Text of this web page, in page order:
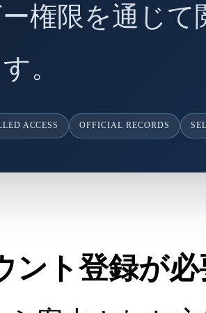
権限を通じ
。
ACCESS OFFICIAL RECORDS
ント登録が